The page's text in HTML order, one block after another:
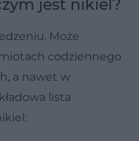
jest nikiel?
Może
codziennego
a nawet w
lista